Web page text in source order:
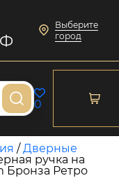
Выберите
город
0
/Дверные
ручка на
Бронза Ретро